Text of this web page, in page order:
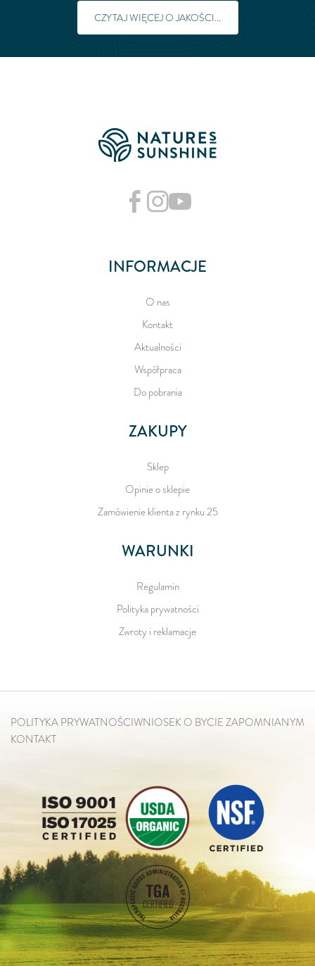
CZYTAJ WIĘCEJ O JAKOŚCI...
INFORMACJE
O nas
Kontakt
Aktualności
Współpraca
Do pobrania
ZAKUPY
Sklep
Opinie o sklepie
Zamówienie klienta z rynku 25
WARUNKI
Regulamin
Polityka prywatności
Zwroty i reklamacje
POLITYKA PRYWATNOŚCIWNIOSEK O BYCIE ZAPOMNIANYM
KONTAKT